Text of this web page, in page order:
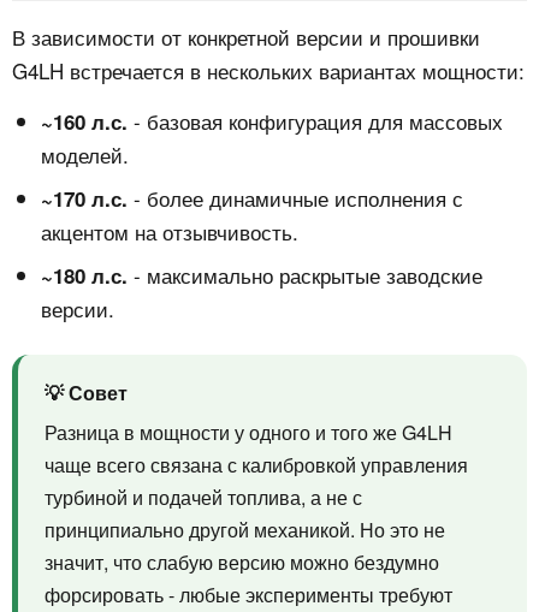
В зависимости от конкретной версии и прошивки
G4LH встречается в нескольких вариантах мощности:
~160 л.с. - базовая конфигурация для массовых
моделей.
~170 л.с. - более динамичные исполнения с
акцентом на отзывчивость.
~180 л.с. - максимально раскрытые заводские
версии.
💡 Совет
Разница в мощности у одного и того же G4LH
чаще всего связана с калибровкой управления
турбиной и подачей топлива, а не с
принципиально другой механикой. Но это не
значит, что слабую версию можно бездумно
форсировать - любые эксперименты требуют